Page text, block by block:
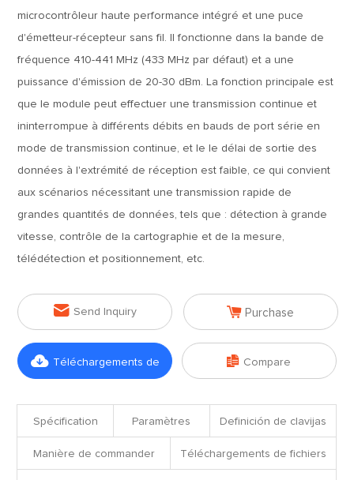
microcontrôleur haute performance intégré et une puce
d'émetteur-récepteur sans fil. Il fonctionne dans la bande de
fréquence 410-441 MHz (433 MHz par défaut) et a une
puissance d'émission de 20-30 dBm. La fonction principale est
que le module peut effectuer une transmission continue et
ininterrompue à différents débits en bauds de port série en
mode de transmission continue, et le le délai de sortie des
données à l'extrémité de réception est faible, ce qui convient
aux scénarios nécessitant une transmission rapide de
grandes quantités de données, tels que : détection à grande
vitesse, contrôle de la cartographie et de la mesure,
télédétection et positionnement, etc.
 Send Inquiry  Purchase
 Téléchargements de  Compare
Spécification Paramètres Definición de clavijas
Manière de commander Téléchargements de fichiers